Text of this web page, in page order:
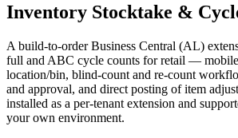
Inventory Stocktake &
A build-to-order Business Central (AL)
full and ABC cycle counts for retail —
location/bin, blind-count and re-count
and approval, and direct posting of item
installed as a per-tenant extension and
your own environment.